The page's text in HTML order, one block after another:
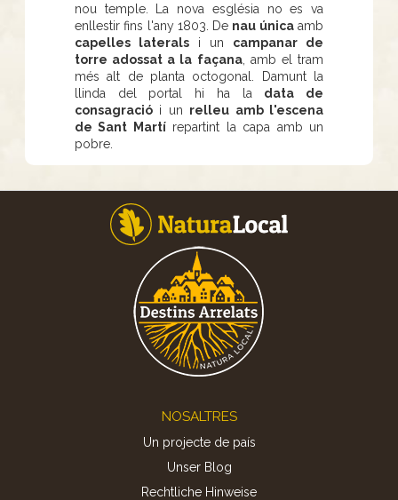
nou temple. La nova església no es va
enllestir fins l'any 1803. De nau únicaamb
capelles laterals i un campanar de
torre adossat a la façana, amb el tram
més alt de planta octogonal. Damunt la
llinda del portal hi ha la data de
consagració i un relleu amb l'escena
de Sant Martírepartint la capa amb un
pobre.
NOSALTRES
Un projecte de país
Unser Blog
Rechtliche Hinweise